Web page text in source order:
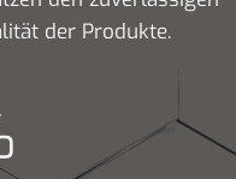
der Produkte.